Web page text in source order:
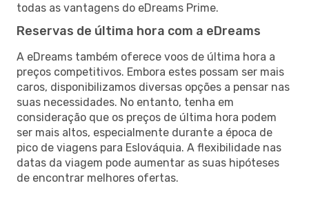
todas as vantagens do eDreams Prime.
Reservas de última hora com a eDreams
A eDreams também oferece voos de última hora a
preços competitivos. Embora estes possam ser mais
caros, disponibilizamos diversas opções a pensar nas
suas necessidades. No entanto, tenha em
consideração que os preços de última hora podem
ser mais altos, especialmente durante a época de
pico de viagens para Eslováquia. A flexibilidade nas
datas da viagem pode aumentar as suas hipóteses
de encontrar melhores ofertas.